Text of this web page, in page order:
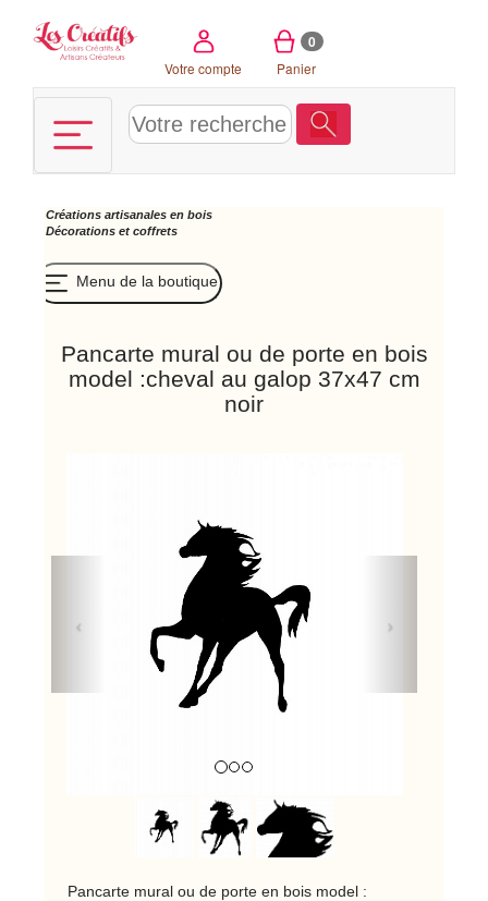
Votre compte
0
Panier
Créations artisanales en bois
Décorations et coffrets
Menu de la boutique
Pancarte mural ou de porte en bois
model :cheval au galop 37x47 cm
noir
Pancarte mural ou de porte en bois model :